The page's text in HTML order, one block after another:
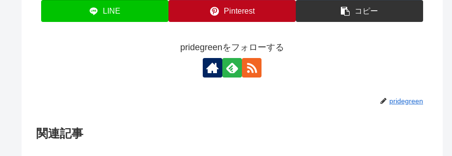
LINE Pinterest コピー
pridegreenをフォローする
pridegreen
関連記事